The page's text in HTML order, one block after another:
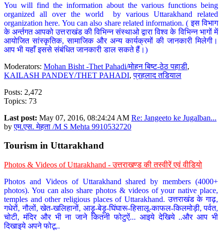
You will find the information about the various functions being
organized all over the world by various Uttarakhand related
organization here. You can also share related information. ( इस विभाग
के अर्न्तगत आपको उत्तराखंड की विभिन्न संस्थाओ द्वारा विश्व के विभिन्न भागों में
आयोजित सांस्कृतिक, सामाजिक और अन्य कार्यक्रमों की जानकारी मिलेगी।
आप भी यहाँ इससे संबंधित जानकारी डाल सकते हैं।)
Moderators: Mohan Bisht -Thet Pahadi/मोहन बिष्ट-ठेठ पहाडी,
KAILASH PANDEY/THET PAHADI,प्रहलाद तडियाल
Posts: 2,472
Topics: 73
Last post: May 07, 2016, 08:24:24 AM Re: Jangeeto ke Jugalban...
byएम.एस. मेहता /M S Mehta 9910532720
Tourism in Uttarakhand
Photos & Videos of Uttarakhand - उत्तराखण्ड की तस्वीरें एवं वीडियो
Photos and Videos of Uttarakhand shared by members (4000+
photos). You can also share photos & videos of your native place,
temples and other religious places of Uttarakhand. उत्तराखंड के गाढ़,
गधेरों, नौलों, खेत-खलिहानों, आड़ू-बेड़ू-घिंघारू-हिसालू-काफल-किलमोड़ी, पर्वत,
चोटी, मंदिर और भी ना जाने कितनी फोटुऐं... आइये देखिये ..और आप भी
दिखाइये अपने फोटू..